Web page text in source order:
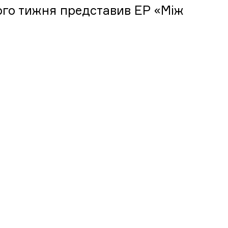
тижня представив EP «Між